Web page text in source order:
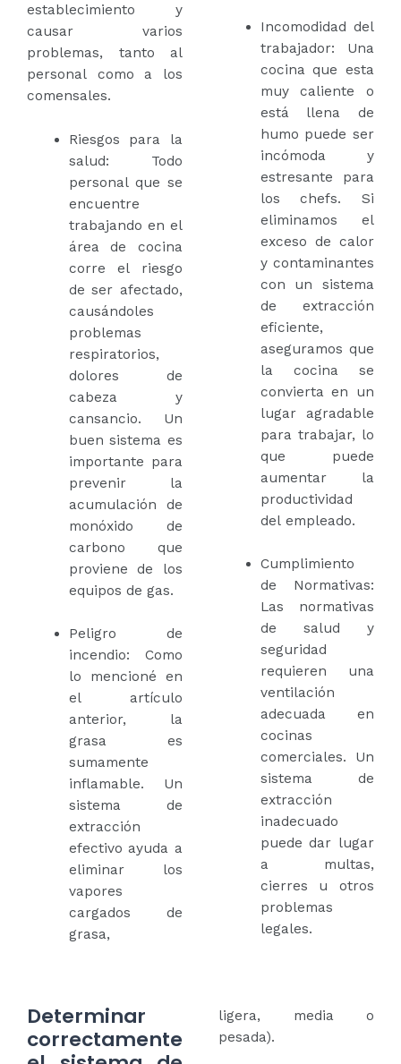
establecimiento y
causar varios
problemas, tanto al
personal como a los
comensales.
Riesgos para la
salud: Todo
personal que se
encuentre
trabajando en el
área de cocina
corre el riesgo
de ser afectado,
causándoles
problemas
respiratorios,
dolores de
cabeza y
cansancio. Un
buen sistema es
importante para
prevenir la
acumulación de
monóxido de
carbono que
proviene de los
equipos de gas.
Peligro de
incendio: Como
lo mencioné en
el artículo
anterior, la
grasa es
sumamente
inflamable. Un
sistema de
extracción
efectivo ayuda a
eliminar los
vapores
cargados de
grasa,
Incomodidad del
trabajador: Una
cocina que esta
muy caliente o
está llena de
humo puede ser
incómoda y
estresante para
los chefs. Si
eliminamos el
exceso de calor
y contaminantes
con un sistema
de extracción
eficiente,
aseguramos que
la cocina se
convierta en un
lugar agradable
para trabajar, lo
que puede
aumentar la
productividad
del empleado.
Cumplimiento
de Normativas:
Las normativas
de salud y
seguridad
requieren una
ventilación
adecuada en
cocinas
comerciales. Un
sistema de
extracción
inadecuado
puede dar lugar
a multas,
cierres u otros
problemas
legales.
Determinar
correctamente
ligera, media o
pesada).